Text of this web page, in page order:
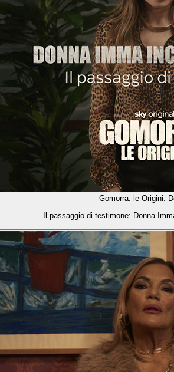
Gomorra: le Origini.
Il passaggio di testimone: Donna